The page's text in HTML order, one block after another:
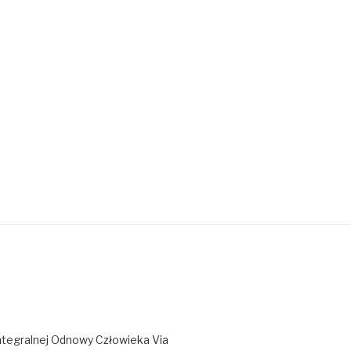
Odnowy Człowieka Via